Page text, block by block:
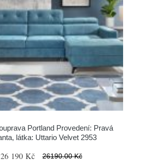
Portland Provedení: Pravá
látka: Uttario Velvet 2953
26 190 Kč 26190.00 Kč